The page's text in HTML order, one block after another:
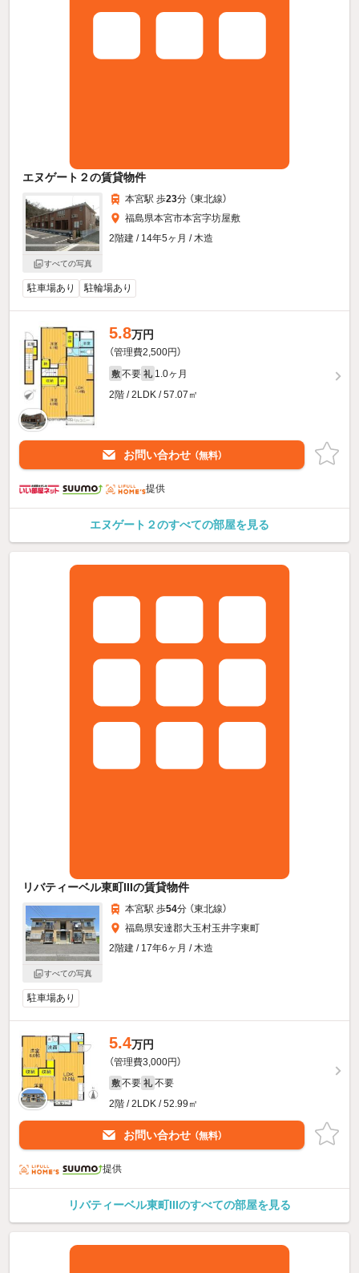
エヌゲート２の賃貸物件
すべての写真
本宮駅 歩23分 （東北線）
福島県本宮市本宮字坊屋敷
2階建 / 14年5ヶ月 / 木造
駐車場あり 駐輪場あり
5.8万円
（管理費2,500円）
敷 不要 礼 1.0ヶ月
2階 / 2LDK / 57.07㎡
お問い合わせ （無料）
提供
エヌゲート２のすべての部屋を見る
リバティーベル東町IIIの賃貸物件
すべての写真
本宮駅 歩54分 （東北線）
福島県安達郡大玉村玉井字東町
2階建 / 17年6ヶ月 / 木造
駐車場あり
5.4万円
（管理費3,000円）
敷 不要 礼 不要
2階 / 2LDK / 52.99㎡
お問い合わせ （無料）
提供
リバティーベル東町IIIのすべての部屋を見る